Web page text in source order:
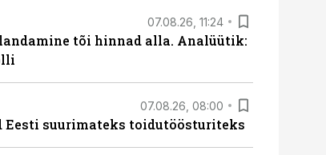
07.08.26, 11:24
tõi hinnad alla. Analüütik:
07.08.26, 08:00
Eesti suurimateks toidutöösturiteks